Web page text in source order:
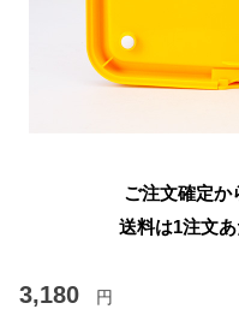
ご注文確定か
送料は1注文あ
3,180 円